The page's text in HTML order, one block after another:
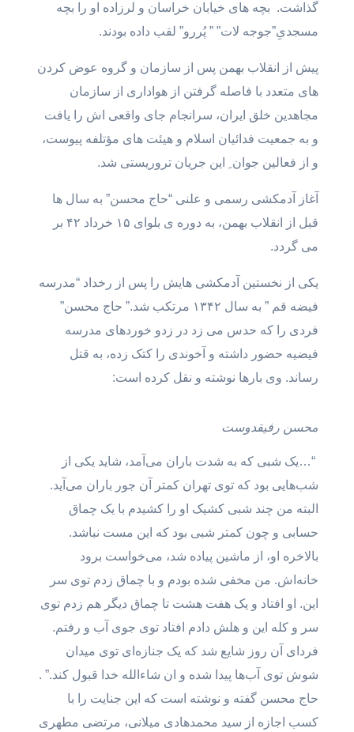
گذاشت. بچه های خیابان خراسان و لرزاده او را بچه
مسجدیِ”جوجه لات” ” پُررو” لقب داده بودند.
پیش از انقلاب بهمن پس از سازمان و گروه عوض کردن
های متعدد با فاصله گرفتن از هواداری از سازمان
مجاهدین خلق ایران، سرانجام جای واقعی اش را یافت
و به جمعیت فدائیان اسلام و هیئت های مؤتلفه پیوست،
و از فعالین جوان ِ این جریان تروریستی شد.
آغاز آدمکشی رسمی و علنی “حاج محسن” به سال ها
قبل از انقلاب بهمن، به دوره ی بلوای ۱۵ خرداد ۴۲ بر
می گردد.
یکی از نخستین آدمکشی هایش را پس از رخداد “مدرسه
فیضه قم ” به سال ۱۳۴۲ مرتکب شد.” حاج محسن”
فردی را که حدس می زد در زدو خوردهای مدرسه
فیضیه حضور داشته و آخوندی را کتک زده، به قتل
رساند. وی بارها نوشته و نقل کرده است:
محسن رفیقدوست
“…یک شبی که به شدت باران می‌آمد، شاید یکی از
شب‌هایی بود که توی تهران کمتر آن جور باران می‌آید.
البته من چند شبی کشیک او را کشیدم با یک چماق
حسابی و چون کمتر شبی بود که این مست نباشد.
بالاخره او، از ماشین پیاده شد، می‌خواست برود
خانه‌اش. من مخفی شده بودم و با چماق زدم توی سر
این. او افتاد و یک هفت هشت تا چماق دیگر هم زدم توی
سر و کله این و هلش دادم افتاد توی جوی آب و رفتم.
فردای آن روز شایع شد که یک جنازه‌ای توی میدان
شوش توی آب‌ها پیدا شده و ان شاءالله خدا قبول کند.” .
حاج محسن گفته و نوشته است که این جنایت را با
کسب اجازه از سید محمدهادی میلانی، مرتضی مطهری